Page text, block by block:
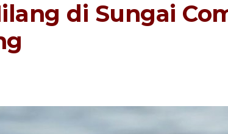
Newsticker - 14:41:41 Miris, Puluhan
di Sungai